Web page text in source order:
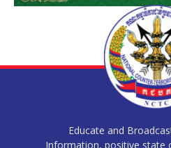
Educate and
Information, positive state